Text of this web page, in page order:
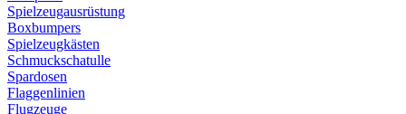
Spielzeugausrüstung
Boxbumpers
Spielzeugkästen
Schmuckschatulle
Spardosen
Flaggenlinien
Flugzeuge